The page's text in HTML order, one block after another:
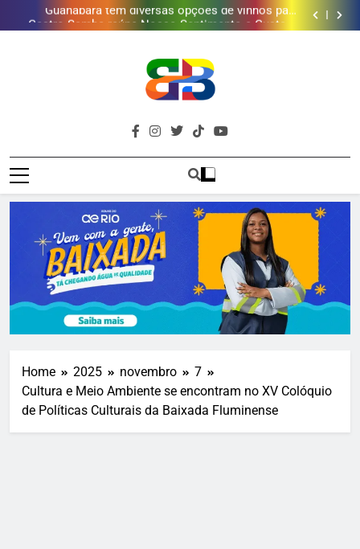
presentear o seu pai. Descubra como escolher o que
mais combina com ele
Gastro Samba reúne Nosso Sentimento e Gustavo
Lins em Nova Iguaçu neste fim de semana
Shopping Grande Rio sorteia MacBook e oferece
de água por ano na Baixada Fluminense
Guanabara tem diversas opções de vinhos para
presentear o seu pai. Descubra como escolher o que
mais combina com ele
Gastro Samba reúne Nosso Sentimento e Gustavo
Lins em Nova Iguaçu neste fim de semana
Shopping Grande Rio sorteia MacBook e oferece
vinho em campanha de Dia dos Pais
Obra garante a preservação de 190 milhões de litros
Brava
Baixada
Baixada Fluminense Em Destaque!
Home 2025 novembro
7
Cultura e Meio Ambiente se encontram no XV Colóquio
de Políticas Culturais da Baixada Fluminense